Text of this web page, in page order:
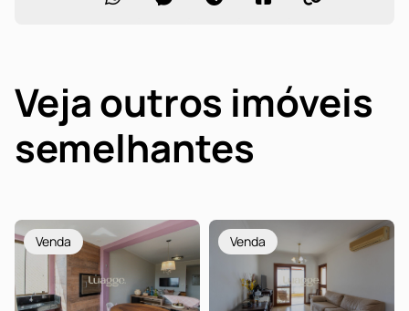
Veja outros imóveis
semelhantes
Venda Venda